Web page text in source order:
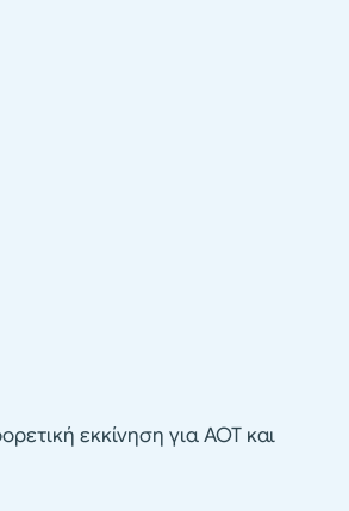
εκκίνηση για ΑΟΤ και